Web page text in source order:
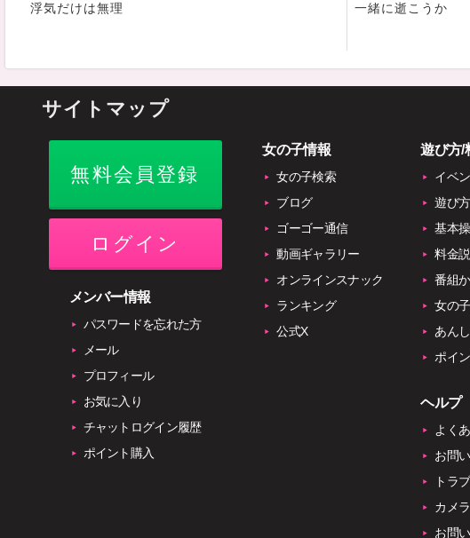
浮気だけは無理
一緒に逝こうか
サイトマップ
無料会員登録
ログイン
メンバー情報
パスワードを忘れた方
メール
プロフィール
お気に入り
チャットログイン履歴
ポイント購入
女の子情報
女の子検索
ブログ
ゴーゴー通信
動画ギャラリー
オンラインスナック
ランキング
公式X
遊び方/
イベ
遊び方
基本
料金
番組
女の
あん
ポイ
ヘルプ
よく
お問
トラ
カメ
お問